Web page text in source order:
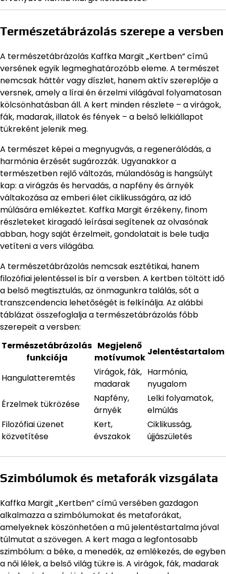
Természetábrázolás szerepe a versben
A természetábrázolás Kaffka Margit „Kertben” című
versének egyik legmeghatározóbb eleme. A természet
nemcsak háttér vagy díszlet, hanem aktív szereplője a
versnek, amely a lírai én érzelmi világával folyamatosan
kölcsönhatásban áll. A kert minden részlete – a virágok,
fák, madarak, illatok és fények – a belső lelkiállapot
tükreként jelenik meg.
A természet képei a megnyugvás, a regenerálódás, a
harmónia érzését sugározzák. Ugyanakkor a
természetben rejlő változás, múlandóság is hangsúlyt
kap: a virágzás és hervadás, a napfény és árnyék
váltakozása az emberi élet ciklikusságára, az idő
múlására emlékeztet. Kaffka Margit érzékeny, finom
részleteket kiragadó leírásai segítenek az olvasónak
abban, hogy saját érzelmeit, gondolatait is bele tudja
vetíteni a vers világába.
A természetábrázolás nemcsak esztétikai, hanem
filozófiai jelentéssel is bír a versben. A kertben töltött idő
a belső megtisztulás, az önmagunkra találás, sőt a
transzcendencia lehetőségét is felkínálja. Az alábbi
táblázat összefoglalja a természetábrázolás főbb
szerepeit a versben:
Természetábrázolás
funkciója
Megjelenő
motívumok
Jelentéstartalom
Hangulatteremtés
Virágok, fák,
madarak
Harmónia,
nyugalom
Érzelmek tükrözése
Napfény,
árnyék
Lelki folyamatok,
elmúlás
Filozófiai üzenet
közvetítése
Kert,
évszakok
Ciklikusság,
újjászületés
Szimbólumok és metaforák vizsgálata
Kaffka Margit „Kertben” című versében gazdagon
alkalmazza a szimbólumokat és metaforákat,
amelyeknek köszönhetően a mű jelentéstartalma jóval
túlmutat a szövegen. A kert maga a legfontosabb
szimbólum: a béke, a menedék, az emlékezés, de egyben
a női lélek, a belső világ tükre is. A virágok, fák, madarak